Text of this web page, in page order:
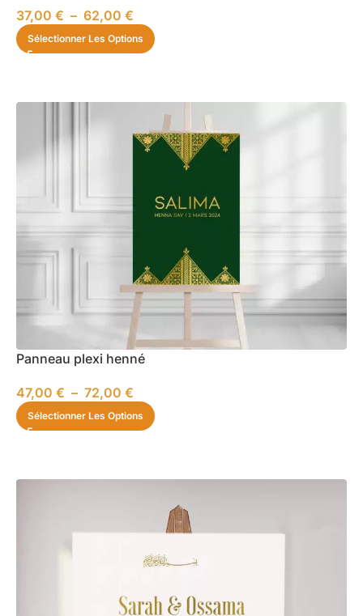
37,00 € – 62,00 €
Sélectionner Les Options
Panneau plexi henné
47,00 € – 72,00 €
Sélectionner Les Options